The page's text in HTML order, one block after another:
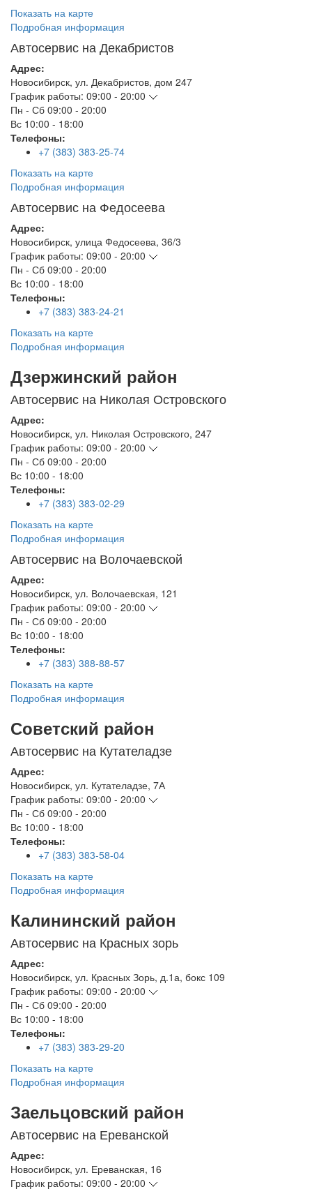
Показать на карте
Подробная информация
Автосервис на Декабристов
Адрес:
Новосибирск, ул. Декабристов, дом 247
График работы: 09:00 - 20:00
Пн - Сб 09:00 - 20:00
Вс 10:00 - 18:00
Телефоны:
+7 (383) 383-25-74
Показать на карте
Подробная информация
Автосервис на Федосеева
Адрес:
Новосибирск, улица Федосеева, 36/3
График работы: 09:00 - 20:00
Пн - Сб 09:00 - 20:00
Вс 10:00 - 18:00
Телефоны:
+7 (383) 383-24-21
Показать на карте
Подробная информация
Дзержинский район
Автосервис на Николая Островского
Адрес:
Новосибирск, ул. Николая Островского, 247
График работы: 09:00 - 20:00
Пн - Сб 09:00 - 20:00
Вс 10:00 - 18:00
Телефоны:
+7 (383) 383-02-29
Показать на карте
Подробная информация
Автосервис на Волочаевской
Адрес:
Новосибирск, ул. Волочаевская, 121
График работы: 09:00 - 20:00
Пн - Сб 09:00 - 20:00
Вс 10:00 - 18:00
Телефоны:
+7 (383) 388-88-57
Показать на карте
Подробная информация
Советский район
Автосервис на Кутателадзе
Адрес:
Новосибирск, ул. Кутателадзе, 7А
График работы: 09:00 - 20:00
Пн - Сб 09:00 - 20:00
Вс 10:00 - 18:00
Телефоны:
+7 (383) 383-58-04
Показать на карте
Подробная информация
Калининский район
Автосервис на Красных зорь
Адрес:
Новосибирск, ул. Красных Зорь, д.1а, бокс 109
График работы: 09:00 - 20:00
Пн - Сб 09:00 - 20:00
Вс 10:00 - 18:00
Телефоны:
+7 (383) 383-29-20
Показать на карте
Подробная информация
Заельцовский район
Автосервис на Ереванской
Адрес:
Новосибирск, ул. Ереванская, 16
График работы: 09:00 - 20:00